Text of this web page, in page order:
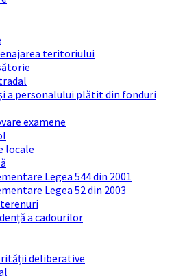
teritoriului
a personalului plătit din fonduri
examene
locale
Legea 544 din 2001
Legea 52 din 2003
a cadourilor
deliberative